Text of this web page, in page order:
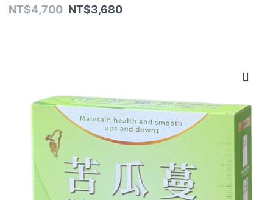
NT$4,700 NT$3,680